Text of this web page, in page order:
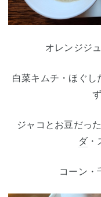
オレンジジ
白菜キムチ・ほぐ
ジャコとお豆だっ
ダ・
コーン・